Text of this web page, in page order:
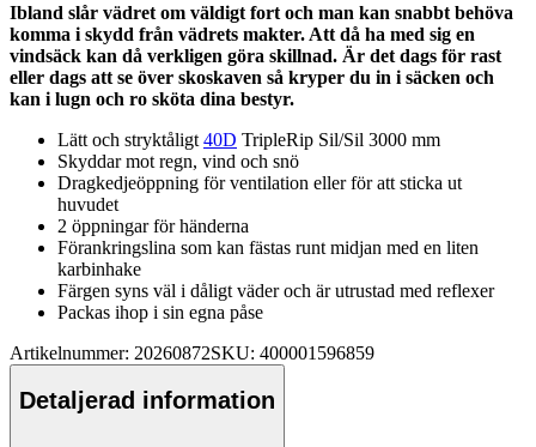
Ibland slår vädret om väldigt fort och man kan snabbt behöva
komma i skydd från vädrets makter. Att då ha med sig en
vindsäck kan då verkligen göra skillnad. Är det dags för rast
eller dags att se över skoskaven så kryper du in i säcken och
kan i lugn och ro sköta dina bestyr.
Lätt och stryktåligt 40D TripleRip Sil/Sil 3000 mm
Skyddar mot regn, vind och snö
Dragkedjeöppning för ventilation eller för att sticka ut
huvudet
2 öppningar för händerna
Förankringslina som kan fästas runt midjan med en liten
karbinhake
Färgen syns väl i dåligt väder och är utrustad med reflexer
Packas ihop i sin egna påse
Artikelnummer: 20260872SKU: 400001596859
Detaljerad information